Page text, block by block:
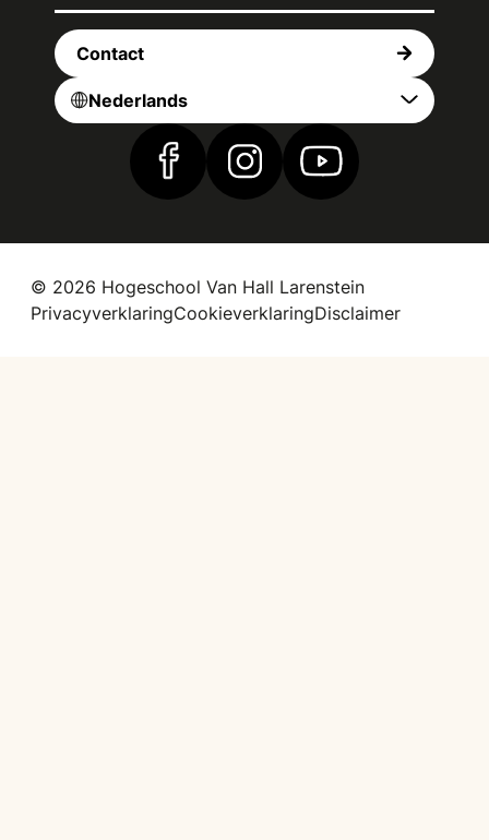
Contact
Nederlands
Vind ons op Facebook
Vind ons op Instagram
Vind ons op
© 2026 Hogeschool Van Hall Larenstein
PrivacyverklaringCookieverklaringDisclaimer